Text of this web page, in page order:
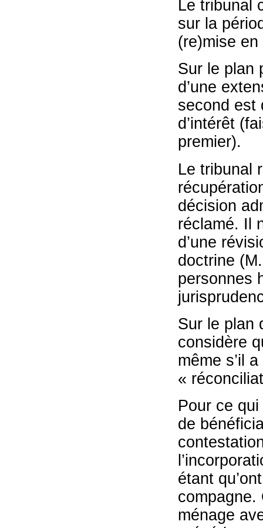
Le tribunal
sur la
(re)mise
Sur le plan
d’une
second est
d’intérêt
premier).
Le tribunal
décision
réclamé. Il
d’une
doctrine
personnes
Sur le plan
considère
même s’il
«
Pour ce
de
étant
compagne.
ménage